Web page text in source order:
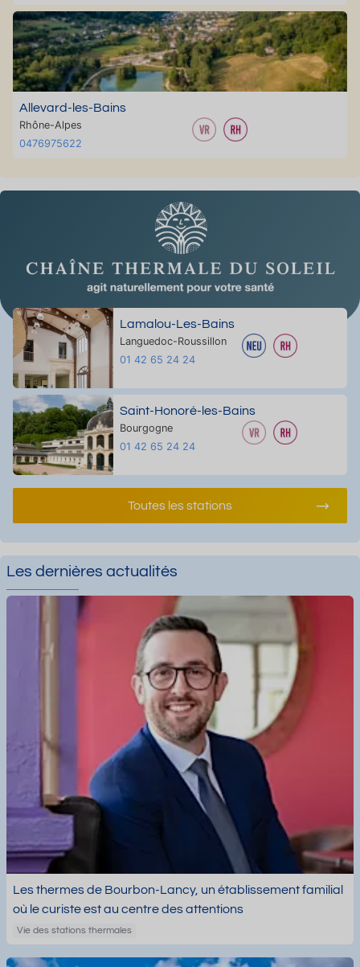
Allevard-les-Bains
Rhône-Alpes
0476975622
Lamalou-Les-Bains
Languedoc-Roussillon
01 42 65 24 24
Saint-Honoré-les-Bains
Bourgogne
01 42 65 24 24
Toutes les stations
Les dernières actualités
Les thermes de Bourbon-Lancy, un établissement familial
où le curiste est au centre des attentions
Vie des stations thermales